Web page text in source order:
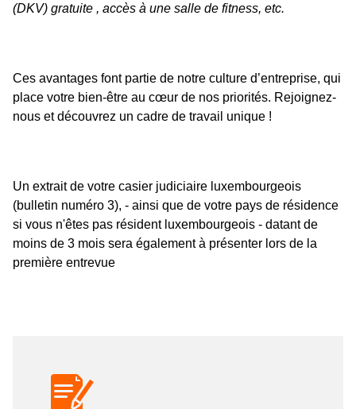
(DKV) gratuite , accès à une salle de fitness, etc.
Ces avantages font partie de notre culture d’entreprise, qui
place votre bien-être au cœur de nos priorités. Rejoignez-
nous et découvrez un cadre de travail unique !
Un extrait de votre casier judiciaire luxembourgeois
(bulletin numéro 3), - ainsi que de votre pays de résidence
si vous n'êtes pas résident luxembourgeois - datant de
moins de 3 mois sera également à présenter lors de la
première entrevue